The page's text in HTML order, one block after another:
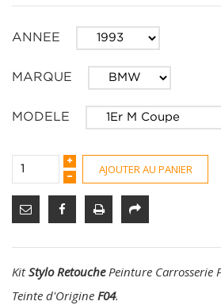
ANNEE
MARQUE
MODELE
AJOUTER AU PANIER
KitStylo RetouchePeinture Carrosserie
Teinte d'Origine F04.